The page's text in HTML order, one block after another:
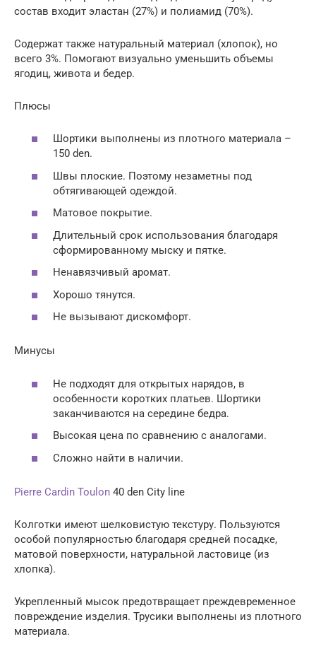
состав входит эластан (27%) и полиамид (70%).
Содержат также натуральный материал (хлопок), но
всего 3%. Помогают визуально уменьшить объемы
ягодиц, живота и бедер.
Плюсы
Шортики выполнены из плотного материала –
150 den.
Швы плоские. Поэтому незаметны под
обтягивающей одеждой.
Матовое покрытие.
Длительный срок использования благодаря
сформированному мыску и пятке.
Ненавязчивый аромат.
Хорошо тянутся.
Не вызывают дискомфорт.
Минусы
Не подходят для открытых нарядов, в
особенности коротких платьев. Шортики
заканчиваются на середине бедра.
Высокая цена по сравнению с аналогами.
Сложно найти в наличии.
Pierre Cardin Toulon 40 den City line
Колготки имеют шелковистую текстуру. Пользуются
особой популярностью благодаря средней посадке,
матовой поверхности, натуральной ластовице (из
хлопка).
Укрепленный мысок предотвращает преждевременное
повреждение изделия. Трусики выполнены из плотного
материала.